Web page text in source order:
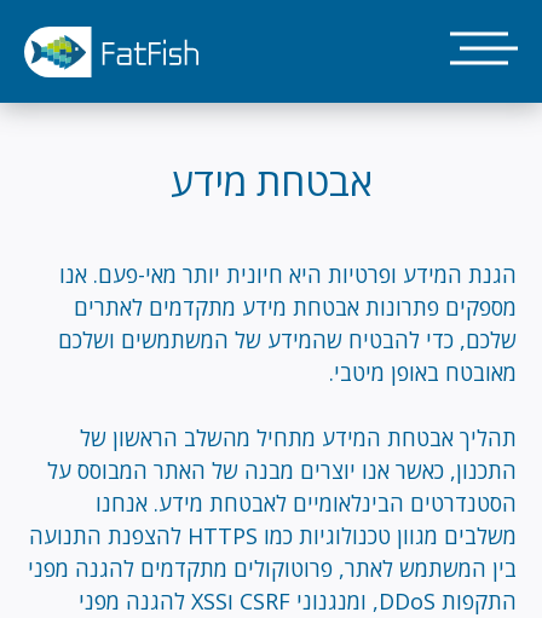
לתוכן
העיקרי
אבטחת מידע
הגנת המידע ופרטיות היא חיונית יותר מאי-פעם. אנו
מספקים פתרונות אבטחת מידע מתקדמים לאתרים
שלכם, כדי להבטיח שהמידע של המשתמשים ושלכם
מאובטח באופן מיטבי.
תהליך אבטחת המידע מתחיל מהשלב הראשון של
התכנון, כאשר אנו יוצרים מבנה של האתר המבוסס על
הסטנדרטים הבינלאומיים לאבטחת מידע. אנחנו
משלבים מגוון טכנולוגיות כמו HTTPS להצפנת התנועה
בין המשתמש לאתר, פרוטוקולים מתקדמים להגנה מפני
התקפות DDoS, ומנגנוני CSRF וXSS להגנה מפני